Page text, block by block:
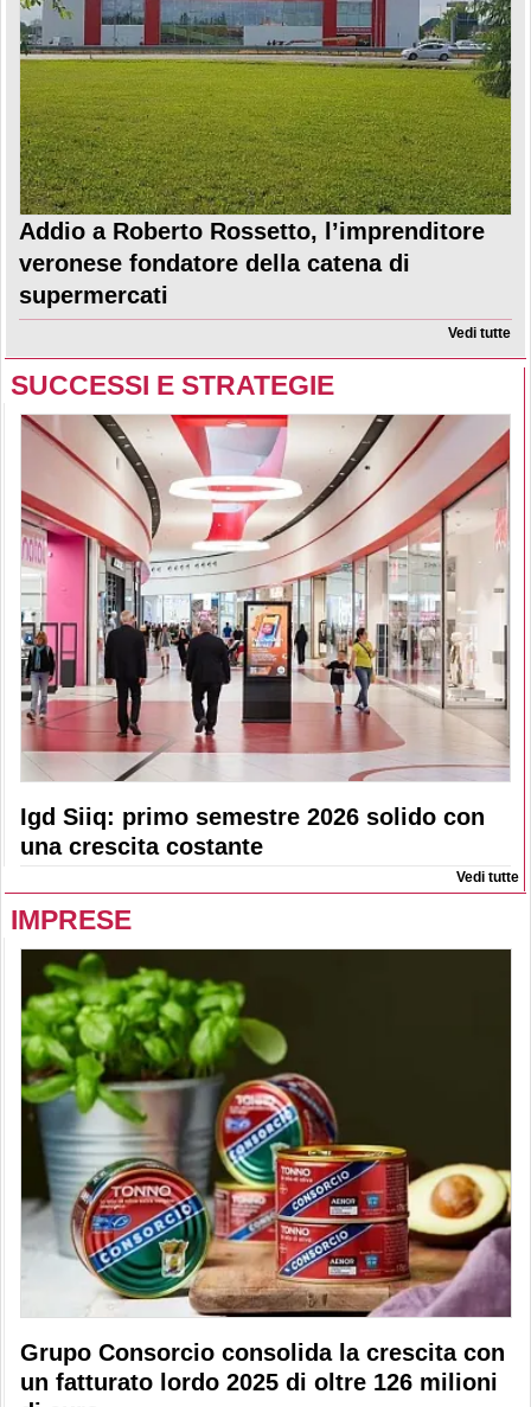
Addio a Roberto Rossetto, l’imprenditore
veronese fondatore della catena di
supermercati
Vedi tutte
SUCCESSI E STRATEGIE
Igd Siiq: primo semestre 2026 solido con
una crescita costante
Vedi tutte
IMPRESE
Grupo Consorcio consolida la crescita con
un fatturato lordo 2025 di oltre 126 milioni